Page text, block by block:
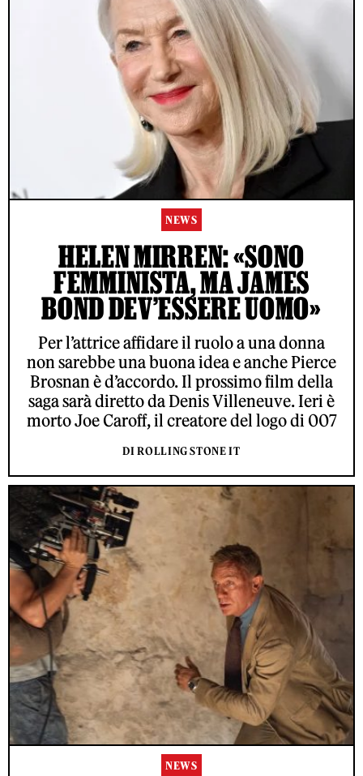
NEWS
HELEN MIRREN: «SONO
FEMMINISTA, MA JAMES
BOND DEV’ESSERE UOMO»
Per l’attrice affidare il ruolo a una donna
non sarebbe una buona idea e anche Pierce
Brosnan è d’accordo. Il prossimo film della
saga sarà diretto da Denis Villeneuve. Ieri è
morto Joe Caroff, il creatore del logo di 007
DI ROLLING STONE IT
NEWS